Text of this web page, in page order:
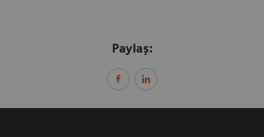
Paylaş: